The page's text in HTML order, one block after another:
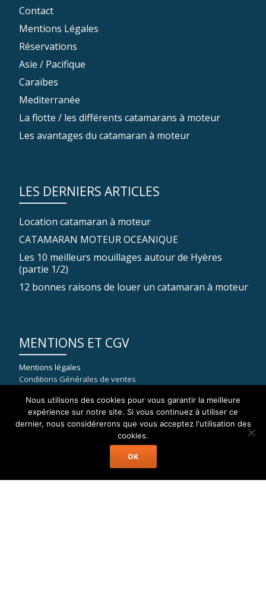
Contact
Mentions Légales
Réservations
Asie / Pacifique
Caraïbes
Mediterranée
La flotte / les différents catamarans à moteur
Les avantages du catamaran à moteur
LES DERNIERS ARTICLES
Location catamaran à moteur
CATAMARAN MOTEUR OCEANIQUE
Les 10 meilleurs mouillages autour de Hyères
(partie 1/2)
12 bonnes raisons de louer un catamaran à moteur
MENTIONS ET CGV
Mentions légales
Conditions Générales de ventes
83400 HYERES
Nous utilisons des cookies pour vous garantir la meilleure
expérience sur notre site. Si vous continuez à utiliser ce
dernier, nous considérerons que vous acceptez l'utilisation des
cookies.
OK